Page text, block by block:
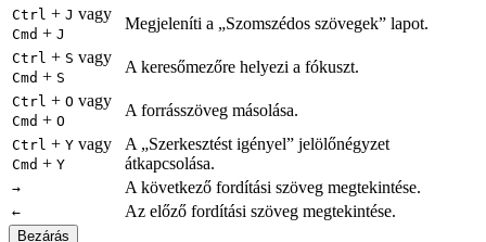
Ctrl + J vagy
Cmd + J
Megjeleníti a „Szomszédos szövegek” lapot.
Ctrl + S vagy
Cmd + S
A keresőmezőre helyezi a fókuszt.
Ctrl + O vagy
Cmd + O
A forrásszöveg másolása.
Ctrl + Y vagy
Cmd + Y
A „Szerkesztést igényel” jelölőnégyzet
átkapcsolása.
→ A következő fordítási szöveg megtekintése.
← Az előző fordítási szöveg megtekintése.
Bezárás